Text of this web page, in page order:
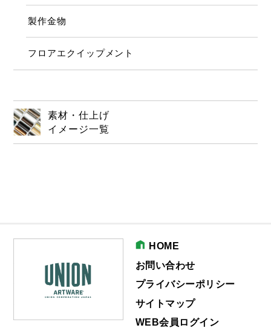
製作金物
フロアエクイップメント
素材・仕上げ
イメージ一覧
HOME
お問い合わせ
プライバシーポリシー
サイトマップ
WEB会員ログイン